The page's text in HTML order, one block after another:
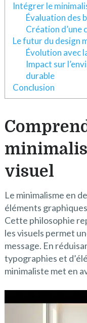
Intégrer le
Évaluation des
Création d’une
Le futur du design
Évolution avec
Impact sur
durable
Conclusion
visuel
Le minimalisme en
éléments
Cette philosophie
les visuels permet
message. En
typographies et
minimaliste met en